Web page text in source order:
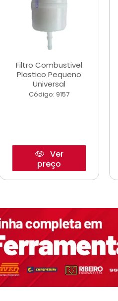
Filtro Combustivel
Plastico Pequeno
Universal
Código: 9157
Ver
preço